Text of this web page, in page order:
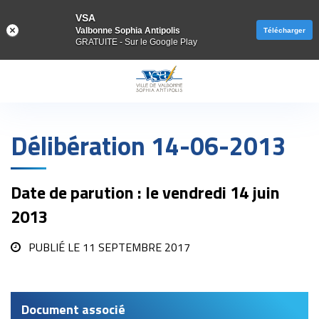
Délibération 14-06-2013
Date de parution : le vendredi 14 juin
2013
PUBLIÉ LE 11 SEPTEMBRE 2017
Document associé
VSA
Valbonne Sophia Antipolis
GRATUITE - Sur le Google Play
Télécharger